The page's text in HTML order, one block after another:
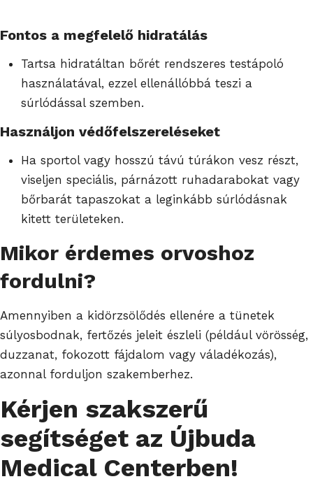
Fontos a megfelelő hidratálás
Tartsa hidratáltan bőrét rendszeres testápoló
használatával, ezzel ellenállóbbá teszi a
súrlódással szemben.
Használjon védőfelszereléseket
Ha sportol vagy hosszú távú túrákon vesz részt,
viseljen speciális, párnázott ruhadarabokat vagy
bőrbarát tapaszokat a leginkább súrlódásnak
kitett területeken.
Mikor érdemes orvoshoz
fordulni?
Amennyiben a kidörzsölődés ellenére a tünetek
súlyosbodnak, fertőzés jeleit észleli (például vörösség,
duzzanat, fokozott fájdalom vagy váladékozás),
azonnal forduljon szakemberhez.
Kérjen szakszerű
segítséget az Újbuda
Medical Centerben!